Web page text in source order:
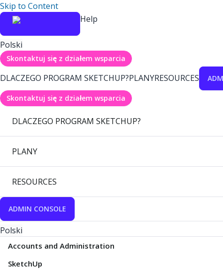
Skip to Content
Help
Polski
Skontaktuj się z działem wsparcia
DLACZEGO PROGRAM SKETCHUP?PLANYRESOURCES
Skontaktuj się z działem wsparcia
DLACZEGO PROGRAM SKETCHUP?
PLANY
RESOURCES
ADMIN CONSOLE
Polski
Accounts and Administration
SketchUp